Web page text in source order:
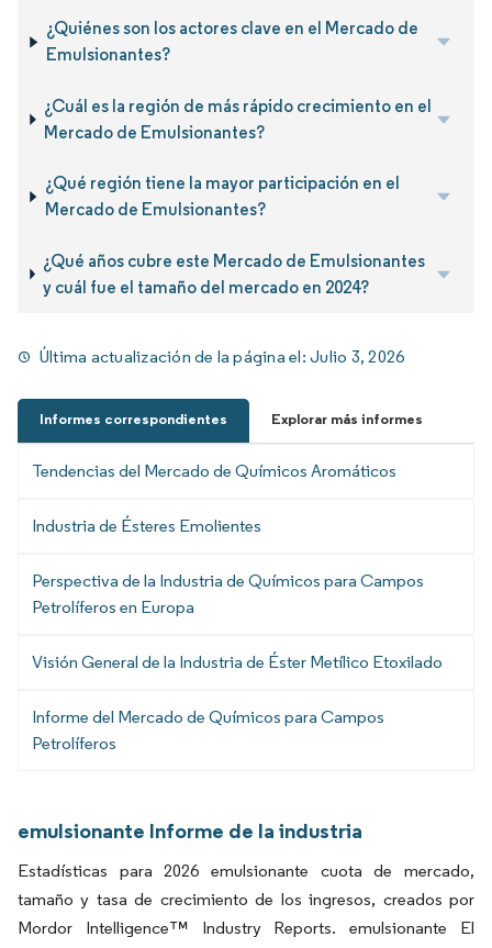
¿Quiénes son los actores clave en el Mercado de
Emulsionantes?
¿Cuál es la región de más rápido crecimiento en el
Mercado de Emulsionantes?
¿Qué región tiene la mayor participación en el
Mercado de Emulsionantes?
¿Qué años cubre este Mercado de Emulsionantes
y cuál fue el tamaño del mercado en 2024?
Última actualización de la página el:Julio 3, 2026
Informes correspondientes Explorar más informes
Tendencias del Mercado de Químicos Aromáticos
Industria de Ésteres Emolientes
Perspectiva de la Industria de Químicos para Campos
Petrolíferos en Europa
Visión General de la Industria de Éster Metílico Etoxilado
Informe del Mercado de Químicos para Campos
Petrolíferos
emulsionante Informe de la industria
Estadísticas para 2026 emulsionante cuota de mercado,
tamaño y tasa de crecimiento de los ingresos, creados por
Mordor Intelligence™ Industry Reports. emulsionante El